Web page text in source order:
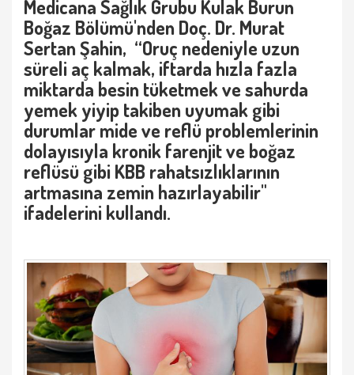
Medicana Sağlık Grubu Kulak Burun
Boğaz Bölümü'nden Doç. Dr. Murat
Sertan Şahin, “Oruç nedeniyle uzun
süreli aç kalmak, iftarda hızla fazla
miktarda besin tüketmek ve sahurda
yemek yiyip takiben uyumak gibi
durumlar mide ve reflü problemlerinin
dolayısıyla kronik farenjit ve boğaz
reflüsü gibi KBB rahatsızlıklarının
artmasına zemin hazırlayabilir"
ifadelerini kullandı.